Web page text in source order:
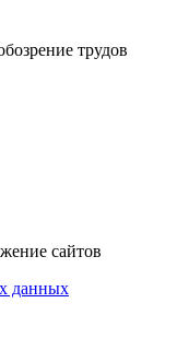
трудов
сайтов
данных